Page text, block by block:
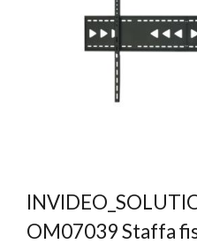
OM07039 Staffa